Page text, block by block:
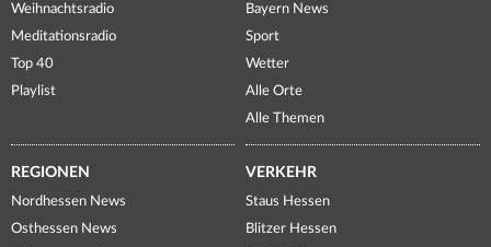
Weihnachtsradio
Meditationsradio
Top 40
Playlist
Bayern News
Sport
Wetter
Alle Orte
Alle Themen
REGIONEN
Nordhessen News
Osthessen News
VERKEHR
Staus Hessen
Blitzer Hessen